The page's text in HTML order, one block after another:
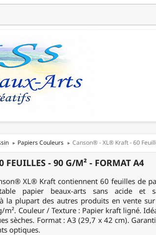
Papiers Couleurs Canson® - XL® Kraft - 60
- 90 G/M² - FORMAT A4
XL® Kraft contiennent 60 feuilles de
papier beaux-arts sans acide et
la plupart des autres produits en vente
m². Couleur / Texture : Papier kraft ligné.
sèches. Format : A3 (29,7 x 42 cm).
optiques.